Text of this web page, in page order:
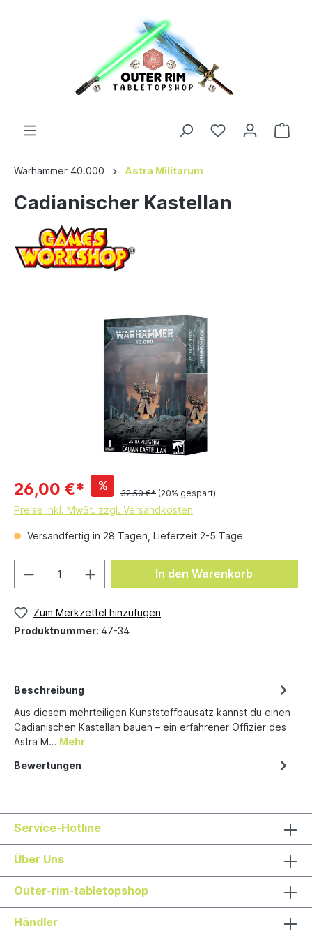
Warhammer 40.000 Astra Militarum
Cadianischer Kastellan
26,00 €* %
32,50 €* (20% gespart)
Preise inkl. MwSt. zzgl. Versandkosten
Versandfertig in 28 Tagen, Lieferzeit 2-5 Tage
In den Warenkorb
Zum Merkzettel hinzufügen
Produktnummer: 47-34
Beschreibung
Aus diesem mehrteiligen Kunststoffbausatz kannst du einen
Cadianischen Kastellan bauen – ein erfahrener Offizier des
Astra M… Mehr
Bewertungen
Service-Hotline
Über Uns
Outer-rim-tabletopshop
Händler